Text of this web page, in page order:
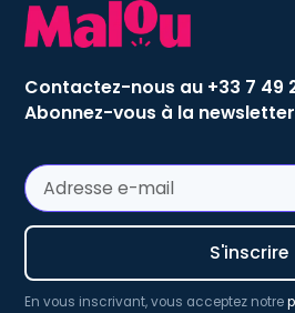
Contactez-nous au +33 7 49
Abonnez-vous à la newsletter
En vous inscrivant, vous acceptez notre